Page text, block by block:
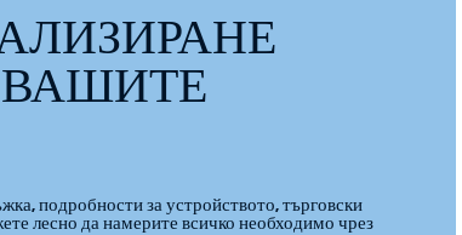
подробности за устройството, търговски
лесно да намерите всичко необходимо чрез